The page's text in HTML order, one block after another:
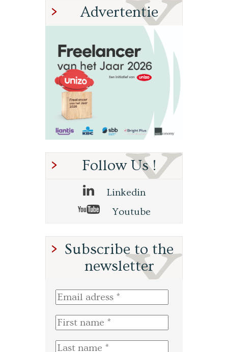
Advertentie
Follow Us !
Linkedin
Youtube
Subscribe to the
newsletter